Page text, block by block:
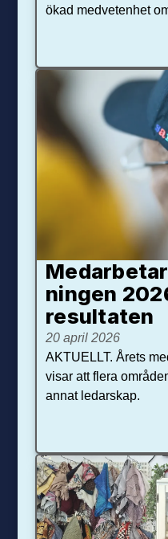
ökad medvetenhet
ningen
resultaten
20 april 2026
AKTUELLT. Årets
visar att flera
annat ledarskap.